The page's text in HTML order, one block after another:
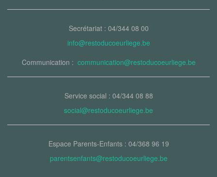
Secrétariat : 04/344 08 00
info@restoducoeurliege.be
Communication : communication@restoducoeurliege.be
Service social : 04/344 08 88
social@restoducoeurliege.be
Espace Parents-Enfants : 04/368 96 19
parentsenfants@restoducoeurliege.be